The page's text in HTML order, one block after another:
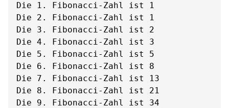
Die 1. Fibonacci-Zahl ist 1
Die 2. Fibonacci-Zahl ist 1
Die 3. Fibonacci-Zahl ist 2
Die 4. Fibonacci-Zahl ist 3
Die 5. Fibonacci-Zahl ist 5
Die 6. Fibonacci-Zahl ist 8
Die 7. Fibonacci-Zahl ist 13
Die 8. Fibonacci-Zahl ist 21
Die 9. Fibonacci-Zahl ist 34